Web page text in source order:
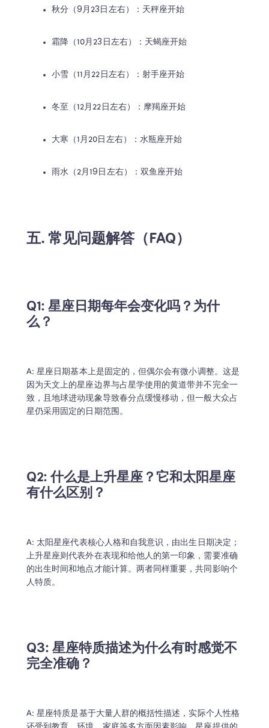
秋分（9月23日左右）：天秤座开始
霜降（10月23日左右）：天蝎座开始
小雪（11月22日左右）：射手座开始
冬至（12月22日左右）：摩羯座开始
大寒（1月20日左右）：水瓶座开始
雨水（2月19日左右）：双鱼座开始
五. 常见问题解答（FAQ）
Q1: 星座日期每年会变化吗？为什
么？
A: 星座日期基本上是固定的，但偶尔会有微小调整。这是
因为天文上的星座边界与占星学使用的黄道带并不完全一
致，且地球进动现象导致春分点缓慢移动，但一般大众占
星仍采用固定的日期范围。
Q2: 什么是上升星座？它和太阳星座
有什么区别？
A: 太阳星座代表核心人格和自我意识，由出生日期决定；
上升星座则代表外在表现和给他人的第一印象，需要准确
的出生时间和地点才能计算。两者同样重要，共同影响个
人特质。
Q3: 星座特质描述为什么有时感觉不
完全准确？
A: 星座特质是基于大量人群的概括性描述，实际个人性格